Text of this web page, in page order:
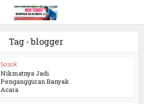
Tag - blogger
Sosok
Nikmatnya Jadi
Pengangguran Banyak
Acara